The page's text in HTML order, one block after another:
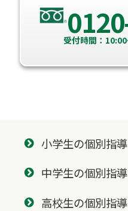
受付時間：
小学生の個別指導
中学生の個別指導
高校生の個別指導